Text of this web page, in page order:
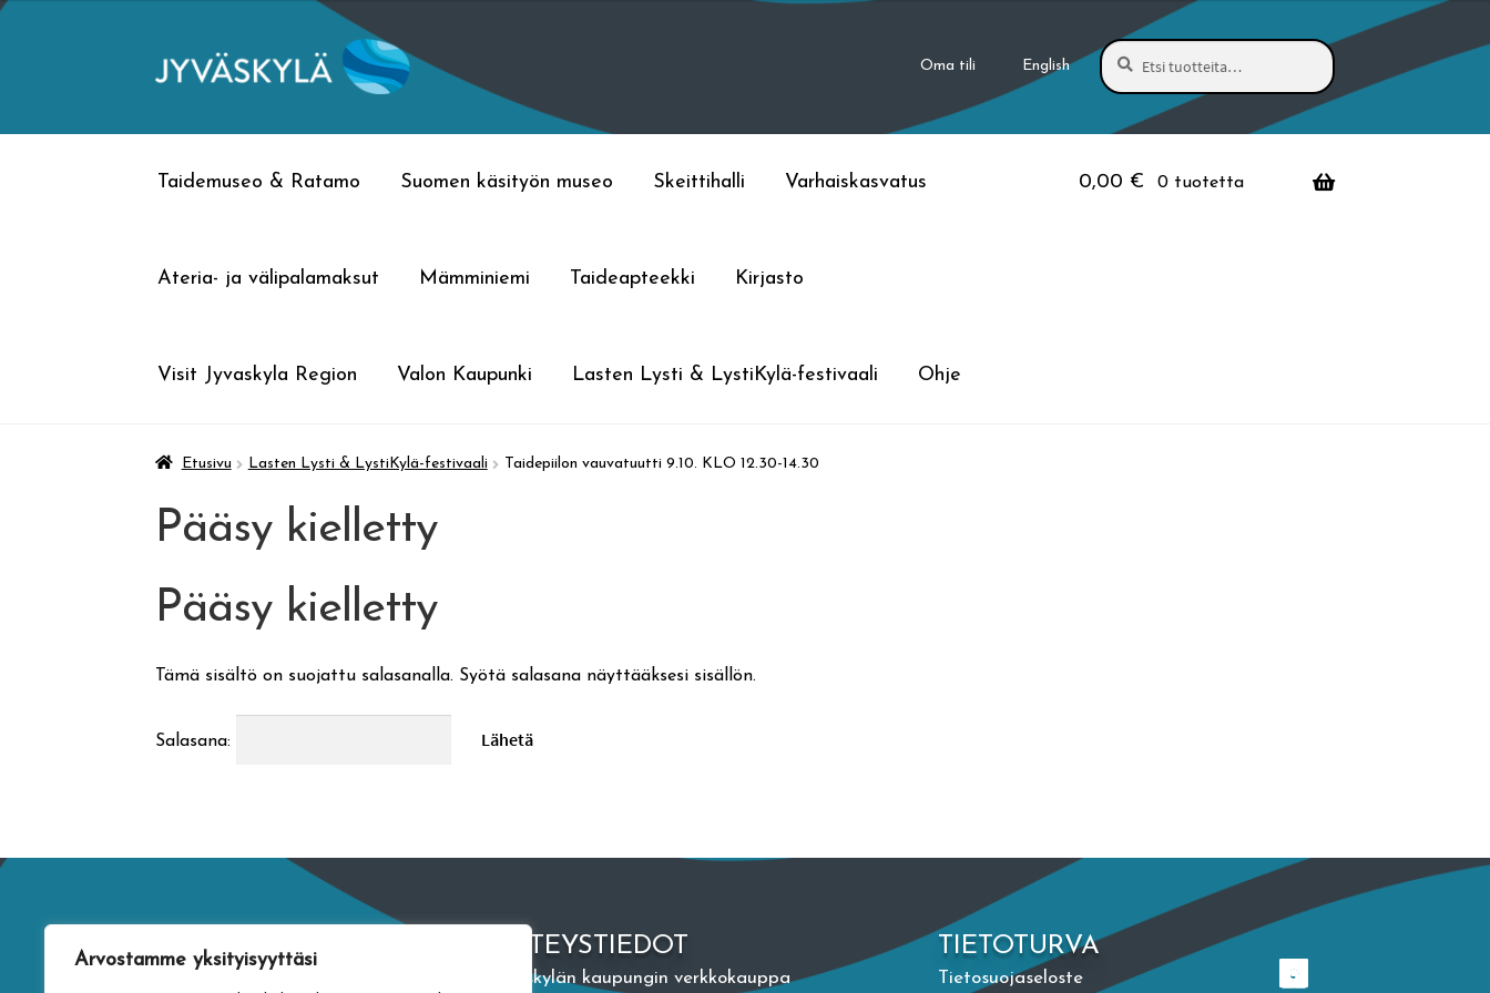
Arvostamme yksityisyyttäsi
Siirry
Siirry
Oma tili English
Etsi:
Haku
Taidemuseo & Ratamo Suomen käsityön museo Skeittihalli Varhaiskasvatus
Ateria- ja välipalamaksut Mämminiemi Taideapteekki Kirjasto
Visit Jyvaskyla Region Valon Kaupunki Lasten Lysti & LystiKylä-festivaali Ohje
0,00 € 0 tuotetta
Etusivu Lasten Lysti & LystiKylä-festivaali Taidepiilon vauvatuutti 9.10. KLO 12.30-14.30
Pääsy kielletty
Pääsy kielletty
Tämä sisältö on suojattu salasanalla. Syötä salasana näyttääksesi sisällön.
Salasana:
YHTEYSTIEDOT
Jyväskylän kaupungin verkkokauppa
TIETOTURVA
Tietosuojaseloste